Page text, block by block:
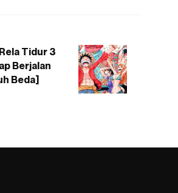
Tidur 3
Berjalan
Beda]